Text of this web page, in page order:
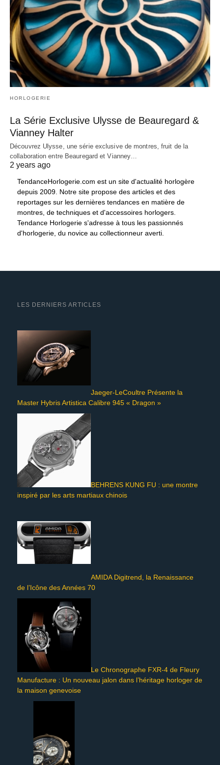
HORLOGERIE
La Série Exclusive Ulysse de Beauregard &
Vianney Halter
Découvrez Ulysse, une série exclusive de montres, fruit de la
collaboration entre Beauregard et Vianney…
2 years ago
TendanceHorlogerie.com est un site d'actualité horlogère
depuis 2009. Notre site propose des articles et des
reportages sur les dernières tendances en matière de
montres, de techniques et d'accessoires horlogers.
Tendance Horlogerie s'adresse à tous les passionnés
d'horlogerie, du novice au collectionneur averti.
LES DERNIERS ARTICLES
Jaeger-LeCoultre Présente la
Master Hybris Artistica Calibre 945 « Dragon »
BEHRENS KUNG FU : une montre
inspiré par les arts martiaux chinois
AMIDA Digitrend, la Renaissance
de l’Icône des Années 70
Le Chronographe FXR-4 de Fleury
Manufacture : Un nouveau jalon dans l’héritage horloger de
la maison genevoise